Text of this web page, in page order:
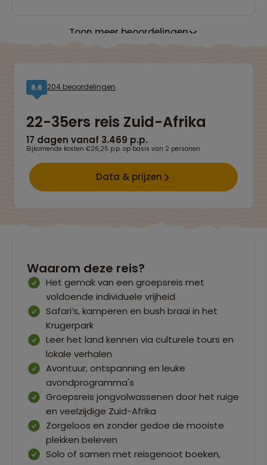
Toon meer beoordelingen
8,6 204 beoordelingen
22-35ers reis Zuid-Afrika
17 dagen vanaf 3.469 p.p.
Bijkomende kosten €26,25 p.p. op basis van 2 personen
Data & prijzen
Waarom deze reis?
Het gemak van een groepsreis met
voldoende individuele vrijheid
Safari’s, kamperen en bush braai in het
Krugerpark
Leer het land kennen via culturele tours en
lokale verhalen
Avontuur, ontspanning en leuke
avondprogramma's
Groepsreis jongvolwassenen door het ruige
en veelzijdige Zuid-Afrika
Zorgeloos en zonder gedoe de mooiste
plekken beleven
Solo of samen met reisgenoot boeken,